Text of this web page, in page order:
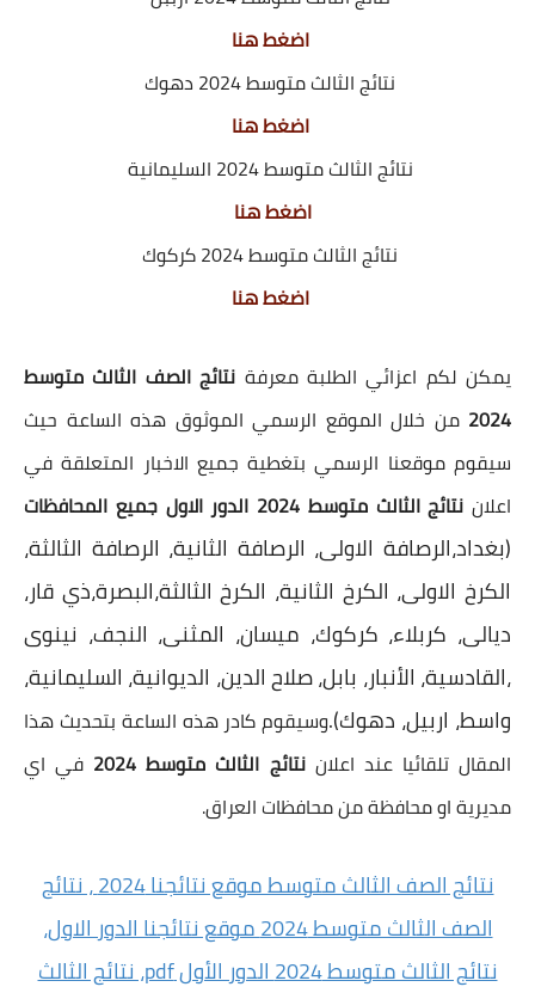
اضغط هنا
نتائج الثالث متوسط 2024 دهوك
اضغط هنا
نتائج الثالث متوسط 2024 السليمانية
اضغط هنا
نتائج الثالث متوسط 2024 كركوك
اضغط هنا
يمكن لكم اعزائي الطلبة معرفة نتائج الصف الثالث متوسط
2024 من خلال الموقع الرسمي الموثوق هذه الساعة حيث
سيقوم موقعنا الرسمي بتغطية جميع الاخبار المتعلقة في
اعلان نتائج الثالث متوسط 2024 الدور الاول جميع المحافظات
(بغداد،الرصافة الاولى، الرصافة الثانية، الرصافة الثالثة،
الكرخ الاولى، الكرخ الثانية، الكرخ الثالثة،البصرة،ذي قار،
ديالى، كربلاء، كركوك، ميسان، المثنى، النجف، نينوى
،القادسية، الأنبار، بابل، صلاح الدين، الديوانية، السليمانية،
واسط، اربيل، دهوك).وسيقوم كادر هذه الساعة بتحديث هذا
المقال تلقائيا عند اعلاننتائج الثالث متوسط 2024
في اي
مديرية او محافظة من محافظات العراق.
نتائج الصف الثالث متوسط موقع نتائجنا 2024 ، نتائج
الصف الثالث متوسط 2024 موقع نتائجنا الدور الاول،
نتائج الثالث متوسط 2024 الدور الأول pdf، نتائج الثالث